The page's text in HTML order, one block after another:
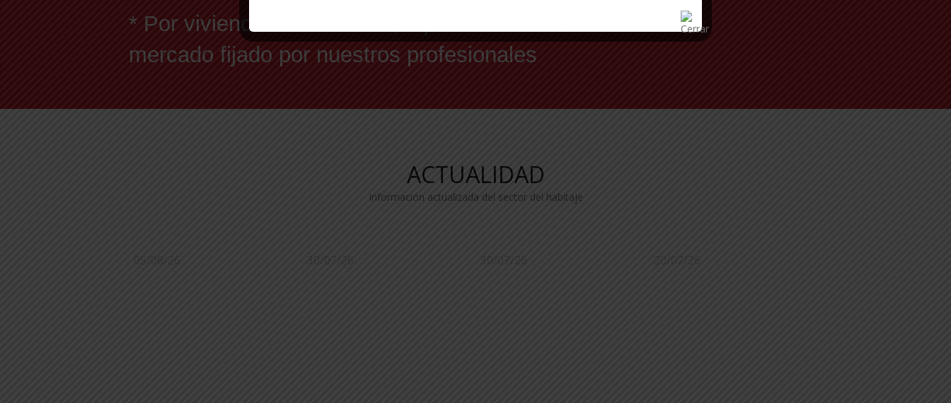
* Por vivienda en exclusiva, a precio de
mercado fijado por nuestros profesionales
ACTUALIDAD
Información actualizada del sector del habitaje
05/08/26 30/07/26 30/07/26 20/07/26